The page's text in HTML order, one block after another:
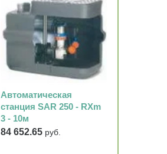
Автоматическая
станция SAR 250 - RXm
3 - 10м
84 652.65 руб.